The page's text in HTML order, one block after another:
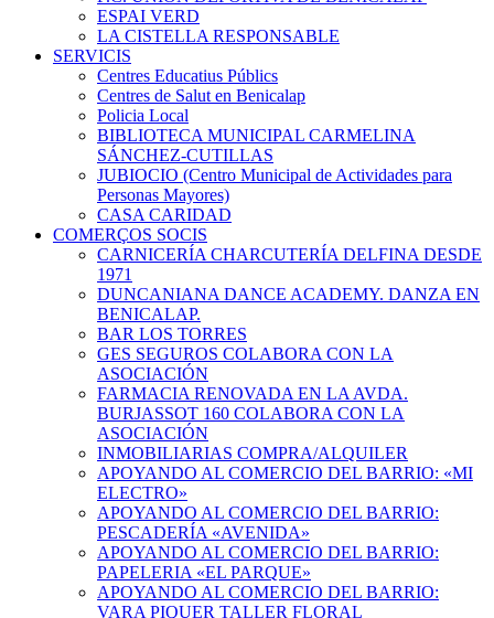
ESPAI VERD
LA CISTELLA RESPONSABLE
SERVICIS
Centres Educatius Públics
Centres de Salut en Benicalap
Policia Local
BIBLIOTECA MUNICIPAL CARMELINA
SÁNCHEZ-CUTILLAS
JUBIOCIO (Centro Municipal de Actividades para
Personas Mayores)
CASA CARIDAD
COMERÇOS SOCIS
CARNICERÍA CHARCUTERÍA DELFINA DESDE
1971
DUNCANIANA DANCE ACADEMY. DANZA EN
BENICALAP.
BAR LOS TORRES
GES SEGUROS COLABORA CON LA
ASOCIACIÓN
FARMACIA RENOVADA EN LA AVDA.
BURJASSOT 160 COLABORA CON LA
ASOCIACIÓN
INMOBILIARIAS COMPRA/ALQUILER
APOYANDO AL COMERCIO DEL BARRIO: «MI
ELECTRO»
APOYANDO AL COMERCIO DEL BARRIO:
PESCADERÍA «AVENIDA»
APOYANDO AL COMERCIO DEL BARRIO:
PAPELERIA «EL PARQUE»
APOYANDO AL COMERCIO DEL BARRIO:
VARA PIQUER TALLER FLORAL